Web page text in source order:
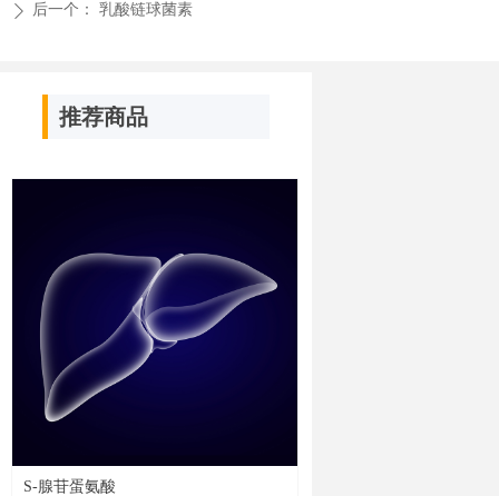
ꄲ 后一个： 乳酸链球菌素
推荐商品
S-腺苷蛋氨酸